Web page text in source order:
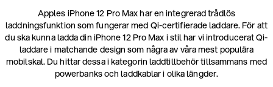
Apples iPhone 12 Pro Max har en integrerad trådlös
laddningsfunktion som fungerar med Qi-certifierade laddare. För att
du ska kunna ladda din iPhone 12 Pro Max i stil har vi introducerat Qi-
laddare i matchande design som några av våra mest populära
mobilskal. Du hittar dessa i kategorin laddtillbehör tillsammans med
powerbanks och laddkablar i olika längder.